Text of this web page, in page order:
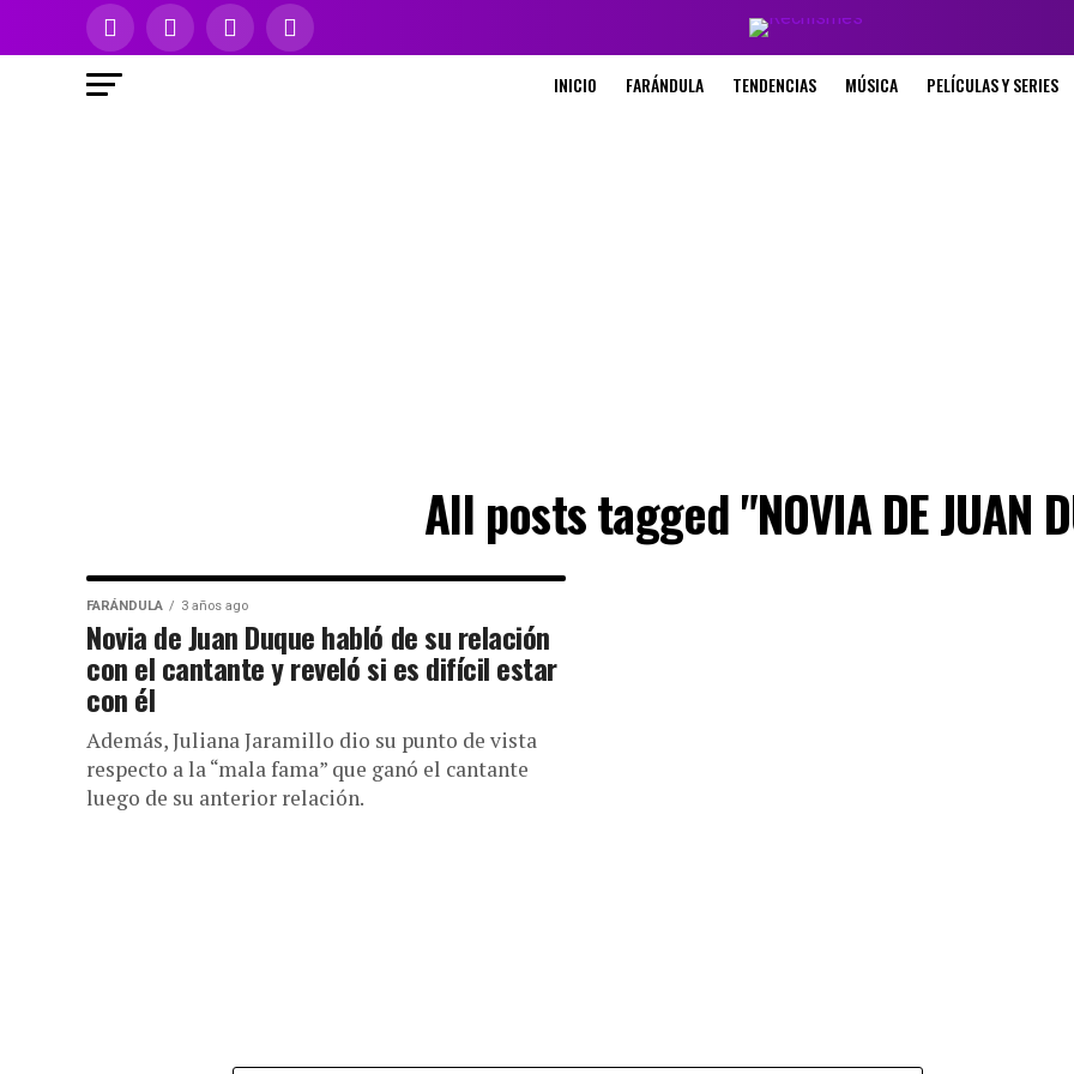
INICIO FARÁNDULA TENDENCIAS MÚSICA PELÍCULAS Y SERIES
All posts tagged "NOVIA DE JUAN
FARÁNDULA 3 años ago
Novia de Juan Duque habló de su relación
con el cantante y reveló si es difícil estar
con él
Además, Juliana Jaramillo dio su punto de vista
respecto a la “mala fama” que ganó el cantante
luego de su anterior relación.